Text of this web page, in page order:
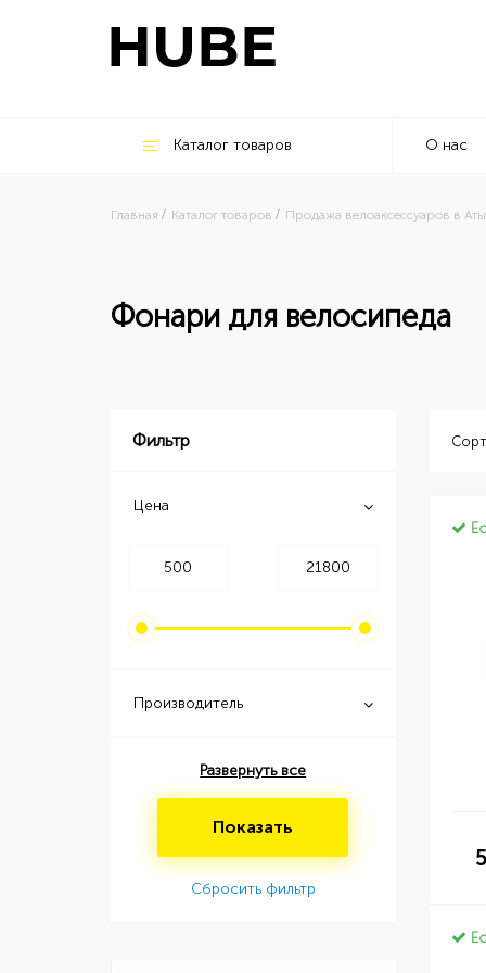
Каталог товаров О нас
Главная Каталог товаров Продажа велоаксессуаров в
Фонари для велосипеда
Фильтр
Цена
Производитель
Развернуть все
Показать
Сбросить фильтр